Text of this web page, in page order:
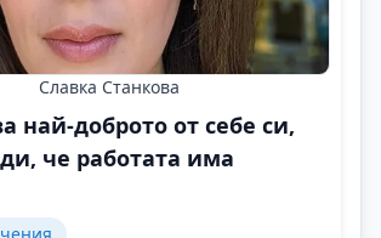
Славка Станкова
най-доброто от себе си,
че работата има